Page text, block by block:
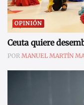
OPINIÓN
Ceuta quiere
POR MANUEL MARTÍN